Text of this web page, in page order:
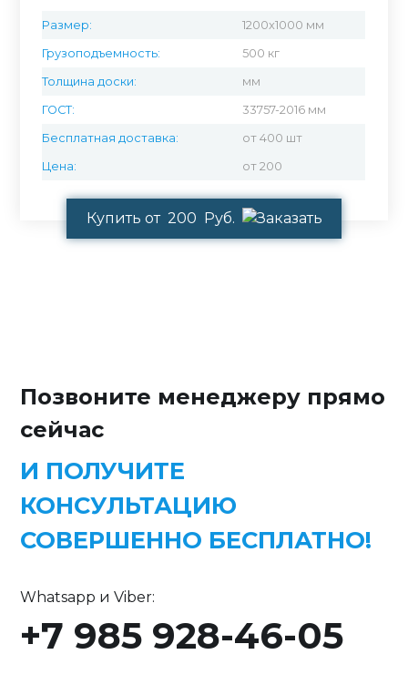
Размер: 1200x1000 мм
Грузоподъемность: 500 кг
Толщина доски: мм
ГОСТ: 33757-2016 мм
Бесплатная доставка: от 400 шт
Цена: от 200
Купить от 200 Руб.
Позвоните менеджеру прямо
сейчас
И ПОЛУЧИТЕ
КОНСУЛЬТАЦИЮ
СОВЕРШЕННО БЕСПЛАТНО!
Whatsapp и Viber:
+7 985 928-46-05